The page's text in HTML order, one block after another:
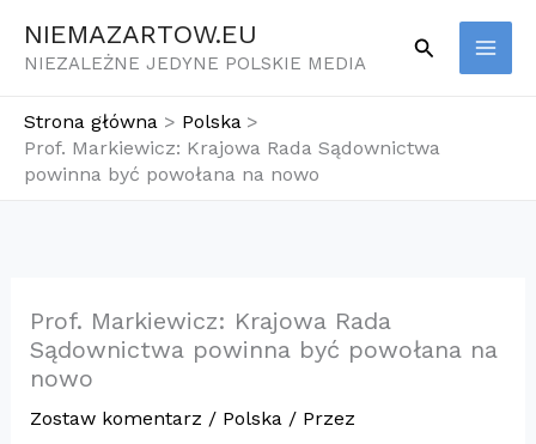
NIEMAZARTOW.EU
NIEZALEŻNE JEDYNE POLSKIE MEDIA
Szukaj
Strona główna
Polska
Prof. Markiewicz: Krajowa Rada Sądownictwa
powinna być powołana na nowo
Prof. Markiewicz: Krajowa Rada
Sądownictwa powinna być powołana na
nowo
Zostaw komentarz / Polska/ Przez